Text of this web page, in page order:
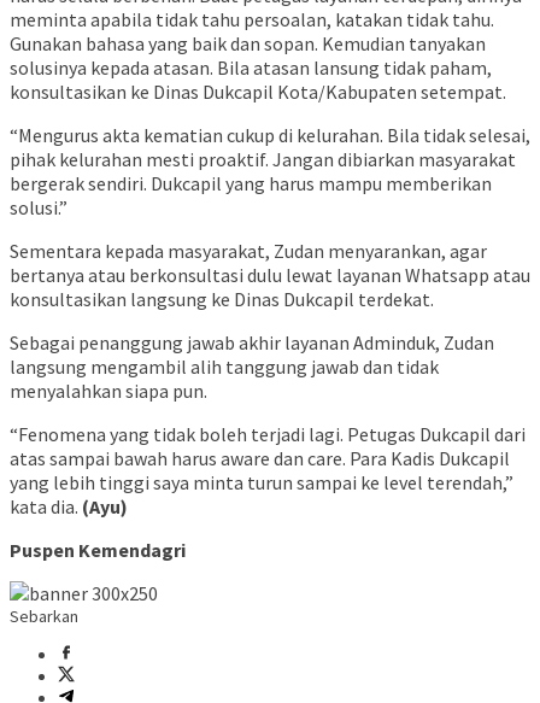
meminta apabila tidak tahu persoalan, katakan tidak tahu.
Gunakan bahasa yang baik dan sopan. Kemudian tanyakan
solusinya kepada atasan. Bila atasan lansung tidak paham,
konsultasikan ke Dinas Dukcapil Kota/Kabupaten setempat.
“Mengurus akta kematian cukup di kelurahan. Bila tidak selesai,
pihak kelurahan mesti proaktif. Jangan dibiarkan masyarakat
bergerak sendiri. Dukcapil yang harus mampu memberikan
solusi.”
Sementara kepada masyarakat, Zudan menyarankan, agar
bertanya atau berkonsultasi dulu lewat layanan Whatsapp atau
konsultasikan langsung ke Dinas Dukcapil terdekat.
Sebagai penanggung jawab akhir layanan Adminduk, Zudan
langsung mengambil alih tanggung jawab dan tidak
menyalahkan siapa pun.
“Fenomena yang tidak boleh terjadi lagi. Petugas Dukcapil dari
atas sampai bawah harus aware dan care. Para Kadis Dukcapil
yang lebih tinggi saya minta turun sampai ke level terendah,”
kata dia. (Ayu)
Puspen Kemendagri
Sebarkan